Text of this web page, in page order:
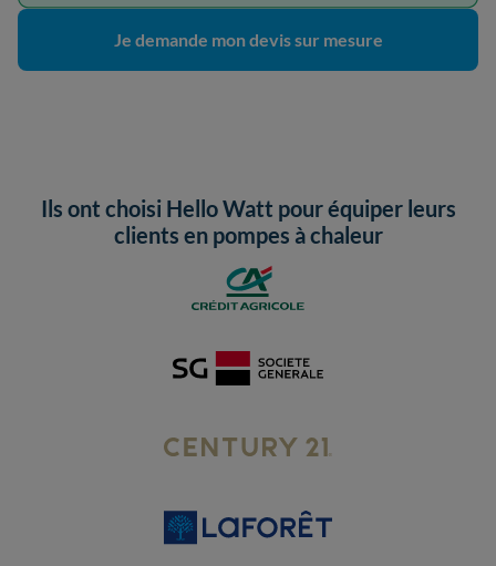
Je demande mon devis sur mesure
Ils ont choisi Hello Watt pour équiper leurs
clients en pompes à chaleur